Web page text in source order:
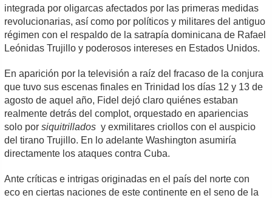
integrada por oligarcas afectados por las primeras medidas
revolucionarias, así como por políticos y militares del antiguo
régimen con el respaldo de la satrapía dominicana de Rafael
Leónidas Trujillo y poderosos intereses en Estados Unidos.
En aparición por la televisión a raíz del fracaso de la conjura
que tuvo sus escenas finales en Trinidad los días 12 y 13 de
agosto de aquel año, Fidel dejó claro quiénes estaban
realmente detrás del complot, orquestado en apariencias
solo porsiquitrillados y exmilitares criollos con el auspicio
del tirano Trujillo. En lo adelante Washington asumiría
directamente los ataques contra Cuba.
Ante críticas e intrigas originadas en el país del norte con
eco en ciertas naciones de este continente en el seno de la